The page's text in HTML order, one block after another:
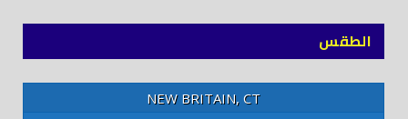
الطقس
NEW BRITAIN, CT